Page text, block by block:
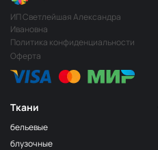
Ткани
бельевые
блузочные
ИП Светлейшая Александра
Ивановна
Политика конфиденциальности
Оферта